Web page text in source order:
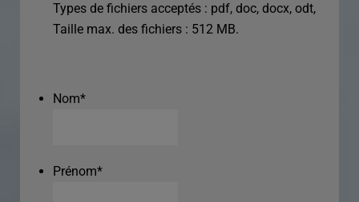
Types de fichiers acceptés : pdf, doc, docx, odt,
Taille max. des fichiers : 512 MB.
Nom*
Prénom*